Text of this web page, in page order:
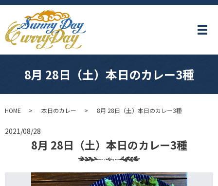
メ
8月 28日（土）本日のカレー3種
HOME 本日のカレー 8月 28日（土）本日のカレー3種
2021/08/28
8月 28日（土）本日のカレー3種